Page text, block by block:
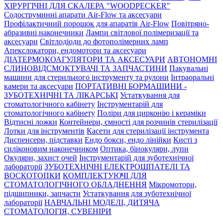
ХІРУРГІЧНІ ДЛЯ СКАЛЕРА "WOODPECKER"
Содоструминні апарати Air-Flow та аксесуари
Профілактичний порошок для апаратів Air-Flow Повітряно-
абразивні наконечники Лампи світлової полімеризації та
аксесуари Світлодіоди до фотополімерних ламп
Апекслокатори, ендомотори та аксесуари
ДІАТЕРМОКОАГУЛЯТОРИ ТА АКСЕСУАРИ АВТОНОМНІ
СЛИНОВІДСМОКТУВАЧІ ТА ЗАПЧАСТИНИ Пакувальні
машини для стерильного інструменту та рулони Інтраоральні
камери та аксесуари ПОРТАТИВНІ БОРМАШИНИ -
ЗУБОТЕХНІЧНІ ТА ЛІКАРСЬКІ Устаткування для
стоматологічного кабінету Інструментарій для
стоматологічного кабінету Поліри для цирконію і кераміки
Відтисні ложки Контейнери, ємності для розчинів стерилізації
Лотки для інструментів Касети для стерилізації інструмента
Диспенсери, підставки Ендо бокси, ендо лінійки Кисті з
силіконовим наконечником Оптика, бінокуляри, лупи
Окуляри, захист очей Інструментарій для зуботехнічної
лабораторії ЗУБОТЕХНІЧНІ ЕЛЕКТРОШПАТЕЛІ ТА
ВОСКОТОПКИ КОМПЛЕКТУЮЧІ ДЛЯ
СТОМАТОЛОГІЧНОГО ОБЛАДНЕННЯ Мікромотори,
підшипники, запчасти Устаткування для зуботехнічної
лабораторії НАВЧАЛЬНІ МОДЕЛІ, ДИТЯЧА
СТОМАТОЛОГІЯ, СУВЕНІРИ